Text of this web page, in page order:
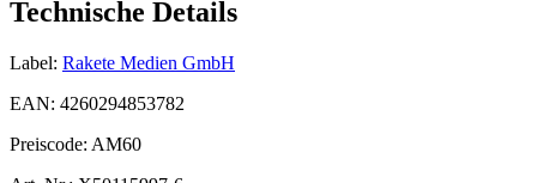
Technische Details
Label: Rakete Medien GmbH
EAN: 4260294853782
Preiscode: AM60